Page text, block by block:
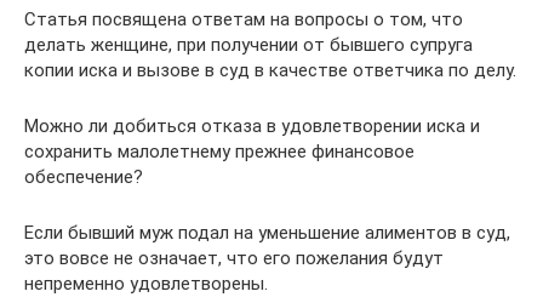
Статья посвящена ответам на вопросы о том, что
делать женщине, при получении от бывшего супруга
копии иска и вызове в суд в качестве ответчика по делу.
Можно ли добиться отказа в удовлетворении иска и
сохранить малолетнему прежнее финансовое
обеспечение?
Если бывший муж подал на уменьшение алиментов в суд,
это вовсе не означает, что его пожелания будут
непременно удовлетворены.